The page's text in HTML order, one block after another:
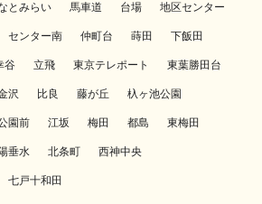
とみらい 馬車道 台場 地区センター
センター南 仲町台 蒔田 下飯田
谷 立飛 東京テレポート 東葉勝田台
沢 比良 藤が丘 杁ヶ池公園
園前 江坂 梅田 都島 東梅田
垂水 北条町 西神中央
七戸十和田